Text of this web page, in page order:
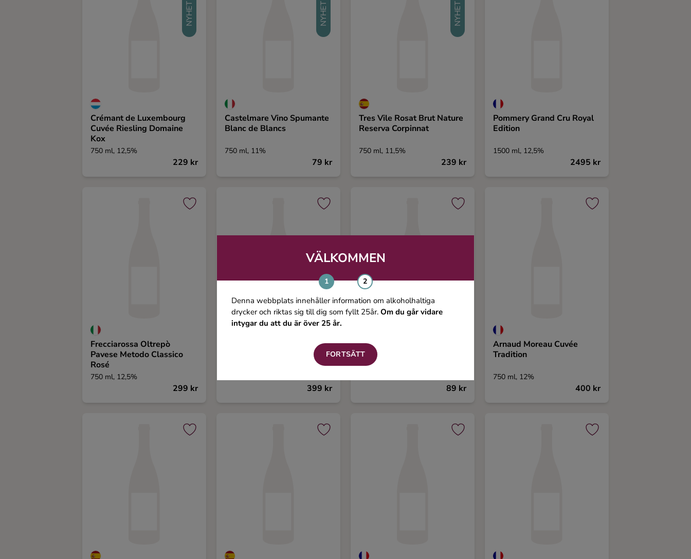
VÄLKOMMEN
Denna webbplats innehåller information om alkoholhaltiga
drycker och riktas sig till dig som fyllt 25år. Om du går vidare
intygar du att du är över 25 år.
FORTSÄTT
NYHET
Crémant de Luxembourg
Cuvée Riesling Domaine
Kox
750 ml, 12,5%
229 kr
NYHET
Castelmare Vino Spumante
Blanc de Blancs
750 ml, 11%
79 kr
NYHET
Tres Vile Rosat Brut Nature
Reserva Corpinnat
750 ml, 11,5%
239 kr
Pommery Grand Cru Royal
Edition
1500 ml, 12,5%
2495 kr
Frecciarossa Oltrepò
Pavese Metodo Classico
Rosé
750 ml, 12,5%
299 kr 399 kr
Pazzione Sparkling Sangria
Citrus Peach & Pineapple
89 kr
Arnaud Moreau Cuvée
Tradition
750 ml, 12%
400 kr